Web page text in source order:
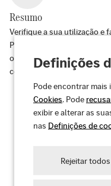
Resumo
Verifique a sua utilização e
Public. Dessa forma, terá
os carregamentos.
contratos a partir de casa.
Definições
Pode encontrar
Cookies. Pode
exibir e alterar as
nas Definições de
Rejeitar